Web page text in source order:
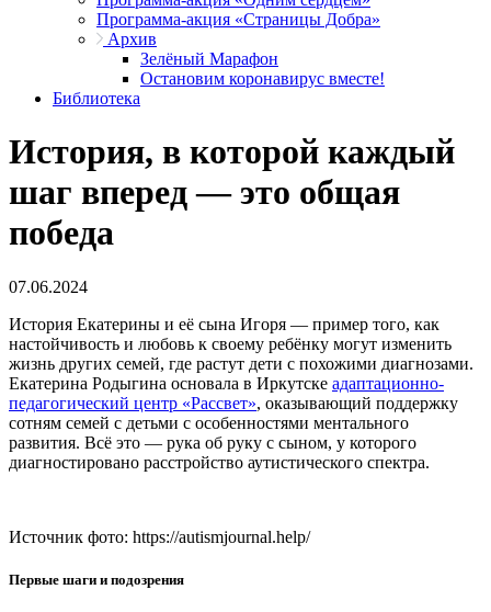
Программа-акция «Страницы Добра»
Архив
Зелёный Марафон
Остановим коронавирус вместе!
Библиотека
История, в которой каждый
шаг вперед ― это общая
победа
07.06.2024
История Екатерины и её сына Игоря ― пример того, как
настойчивость и любовь к своему ребёнку могут изменить
жизнь других семей, где растут дети с похожими диагнозами.
Екатерина Родыгина основала в Иркутске адаптационно-
педагогический центр «Рассвет», оказывающий поддержку
сотням семей с детьми с особенностями ментального
развития. Всё это — рука об руку с сыном, у которого
диагностировано расстройство аутистического спектра.
Источник фото: https://autismjournal.help/
Первые шаги и подозрения